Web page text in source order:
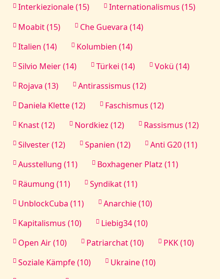
Interkiezionale (15)
Internationalismus (15)
Moabit (15)
Che Guevara (14)
Italien (14)
Kolumbien (14)
Silvio Meier (14)
Türkei (14)
Vokü (14)
Rojava (13)
Antirassismus (12)
Daniela Klette (12)
Faschismus (12)
Knast (12)
Nordkiez (12)
Rassismus (12)
Silvester (12)
Spanien (12)
Anti G20 (11)
Ausstellung (11)
Boxhagener Platz (11)
Räumung (11)
Syndikat (11)
UnblockCuba (11)
Anarchie (10)
Kapitalismus (10)
Liebig34 (10)
Open Air (10)
Patriarchat (10)
PKK (10)
Soziale Kämpfe (10)
Ukraine (10)